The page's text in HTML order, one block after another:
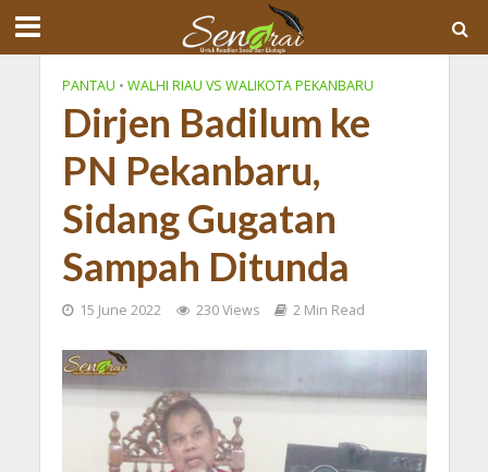
PANTAU • WALHI RIAU VS WALIKOTA PEKANBARU
Dirjen Badilum ke
PN Pekanbaru,
Sidang Gugatan
Sampah Ditunda
15 June 2022 230 Views 2 Min Read